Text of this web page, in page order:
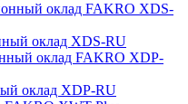
оклад XDS-RU
оклад XDP-RU